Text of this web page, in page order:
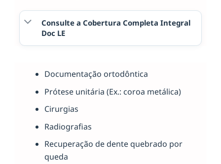
Consulte a Cobertura Completa Integral
Doc LE
Documentação ortodôntica
Prótese unitária (Ex.: coroa metálica)
Cirurgias
Radiografias
Recuperação de dente quebrado por
queda